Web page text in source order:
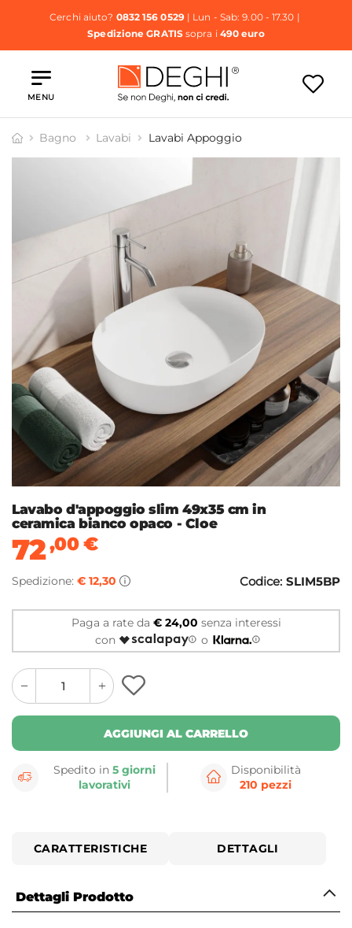
Cerchi aiuto? 0832 156 0529| Lun - Sab: 9.00 - 17.30 |
Spedizione GRATISsopra i 490 euro
MENU
Bagno Lavabi Lavabi Appoggio
Lavabo d'appoggio slim 49x35 cm in
ceramica bianco opaco - Cloe
72,00€
Spedizione: € 12,30 Codice: SLIM5BP
Paga a rate da € 24,00 senza interessi
con
o
quantity
button
quantity
minus
button
AGGIUNGI AL CARRELLO
Spedito in5 giorni
lavorativi
Disponibilità
210 pezzi
CARATTERISTICHE DETTAGLI
Dettagli Prodotto